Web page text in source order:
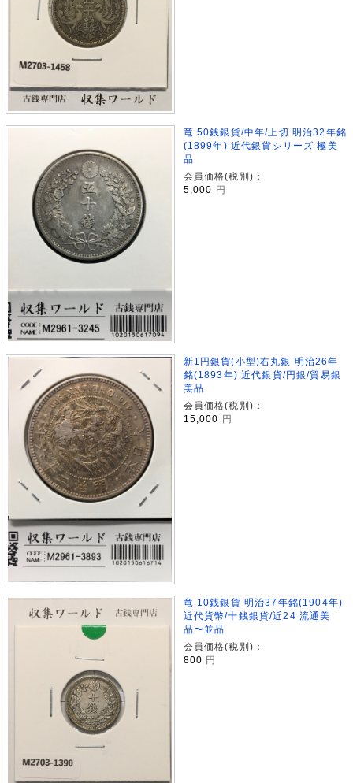
竜 50銭銀貨/中年/上切 明治32年銘
(1899年) 近代銀貨シリーズ 極美
品
会員価格(税別)：
5,000 円
新1円銀貨(小型)右丸銀 明治26年
銘(1893年) 近代銀貨/円銀/貿易銀
美品
会員価格(税別)：
15,000 円
竜 10銭銀貨 明治37年銘(1904年)
近代貨幣/十銭銀貨/近24 流通美
品〜並品
会員価格(税別)：
800 円